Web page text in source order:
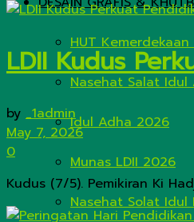
HUT Kemerdekaan
Nasehat Salat Idul
Idul Adha 2026
Munas LDII 2026
Nasehat Solat Idul
LDII Kudus
by _1admin
May 7, 2026
0
Kudus (7/5). Pemikiran Ki